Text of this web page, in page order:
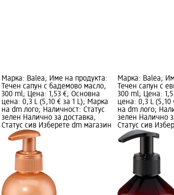
Марка: Balea; Име на продукта:
Течен сапун с бадемово масло,
300 ml; Цена: 1,53 €; Основна
цена: 0,3 L (5,10 € за 1 L); Марка
на dm лого; Наличност: Статус
зелен Налично за доставка,
Статус сив Изберете dm магазин
Марка: Balea;
Течен сапун с
300 ml; Цена:
цена: 0,3 L (5,10
на dm лого;
зелен Налично
Статус сив